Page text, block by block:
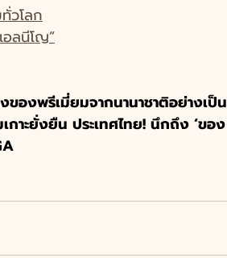
วโลก
ลนีโญ”
องพรีเมี่ยมจากนานาชาติอย่างเป็น
กาะยั่งยืน ประเทศไทย! นึกถึง ‘ของ